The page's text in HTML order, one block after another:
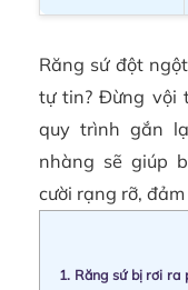
Răng sứ đột
tự tin? Đừng vội
quy trình gắn
nhàng sẽ giúp
cười rạng rỡ,
1. Răng sứ bị rơi ra